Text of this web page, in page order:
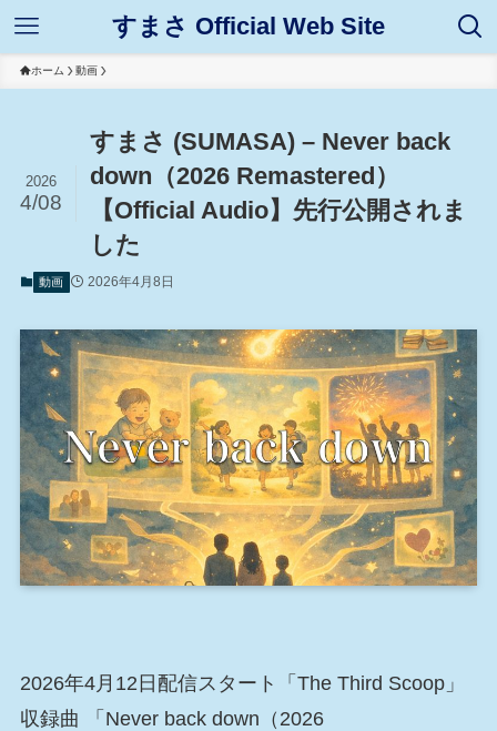
すまさ Official Web Site
ホーム 動画
すまさ (SUMASA) – Never back
down（2026 Remastered）
【Official Audio】先行公開されま
した
2026
4/08
動画 2026年4月8日
2026年4月12日配信スタート「The Third Scoop」
収録曲 「Never back down（2026